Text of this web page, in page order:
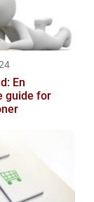
En
guide for